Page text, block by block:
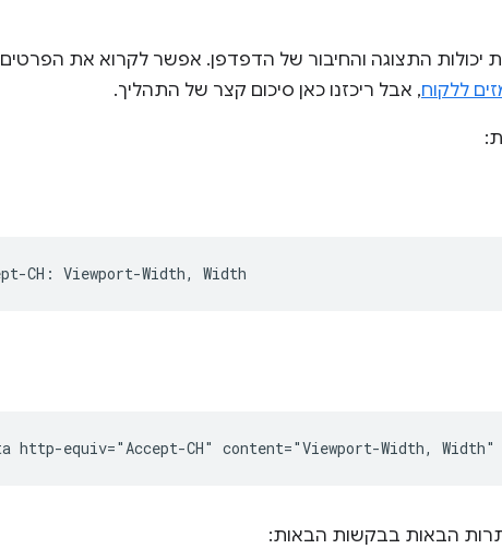
התצוגה והחיבור של הדפדפן. אפשר לקרוא את הפרטים
ללקוח, אבל ריכזנו כאן סיכום קצר של התהליך.
הבאות בבקשות הבאות: